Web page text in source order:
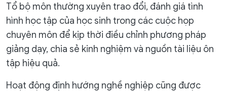
Tổ bộ môn thường xuyên trao đổi, đánh giá tình
hình học tập của học sinh trong các cuộc họp
chuyên môn để kịp thời điều chỉnh phương pháp
giảng dạy, chia sẻ kinh nghiệm và nguồn tài liệu ôn
tập hiệu quả.
Hoạt động định hướng nghề nghiệp cũng được